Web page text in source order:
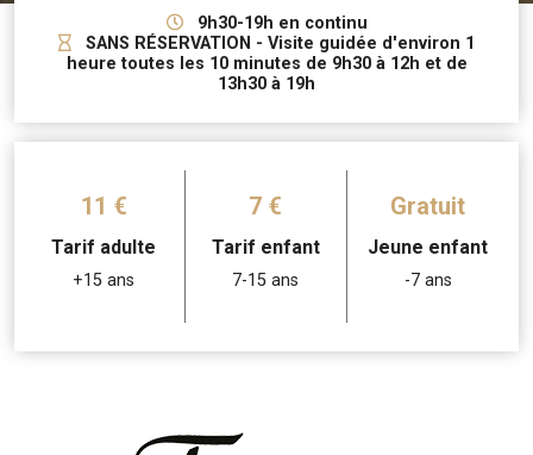
9h30-19h en continu
SANS RÉSERVATION - Visite guidée d'environ 1
heure toutes les 10 minutes de 9h30 à 12h et de
13h30 à 19h
11 €
Tarif adulte
+15 ans
7 €
Tarif enfant
7-15 ans
Gratuit
Jeune enfant
-7 ans